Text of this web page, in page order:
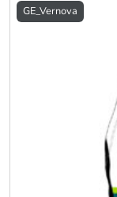
GE_Vernova